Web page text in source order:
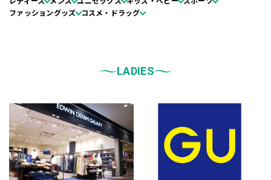
ファッショングッズ コスメ・ドラッグ
LADIES